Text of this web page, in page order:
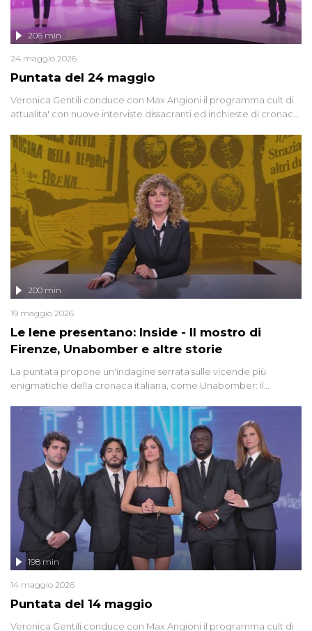
Puntata del 24 maggio
206 min
24 maggio 2026
Veronica Gentili conduce con Max Angioni il programma cult di
attualita' con nuove interviste dissacranti ed inchieste di cronaca
Le Iene presentano: Inside - Il mostro di
Firenze, Unabomber e altre storie
200 min
19 maggio 2026
La puntata propone un'indagine serrata sulle vicende più
enigmatiche della cronaca italiana, come Unabomber: il
'90 e il 2000 che, inquietantemente, potrebbe essere ancora in
libertà. Lo speciale affronta inoltre le zone d'ombra sul Mostro di
Firenze, le cui responsabilità appaiono ancora oggi avvolte in un
groviglio di dubbi mai chiariti. Nel corso dello speciale anche
l'intervista inedita a Olindo Romano, realizzata ne...
Puntata del 14 maggio
198 min
14 maggio 2026
Veronica Gentili conduce con Max Angioni il programma cult di